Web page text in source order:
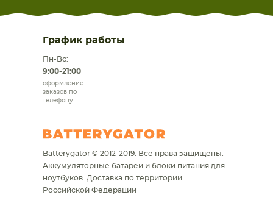
График работы
Пн-Вс:
9:00-21:00
оформление
заказов по
телефону
Batterygator © 2012-2019. Все права защищены.
Аккумуляторные батареи и блоки питания для
ноутбуков. Доставка по территории
Российской Федерации